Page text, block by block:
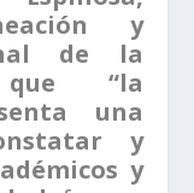
y
de la
que “la
una
y
y